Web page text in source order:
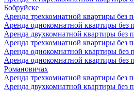
Бобруйске
Аренда трехкомнатной квартиры без
Аренда однокомнатной квартиры без
Аренда двухкомнатной квартиры без
Аренда трехкомнатной квартиры без
Аренда однокомнатной квартиры без
Аренда однокомнатной квартиры без
Романовичах
Аренда трехкомнатной квартиры без
Аренда двухкомнатной квартиры без